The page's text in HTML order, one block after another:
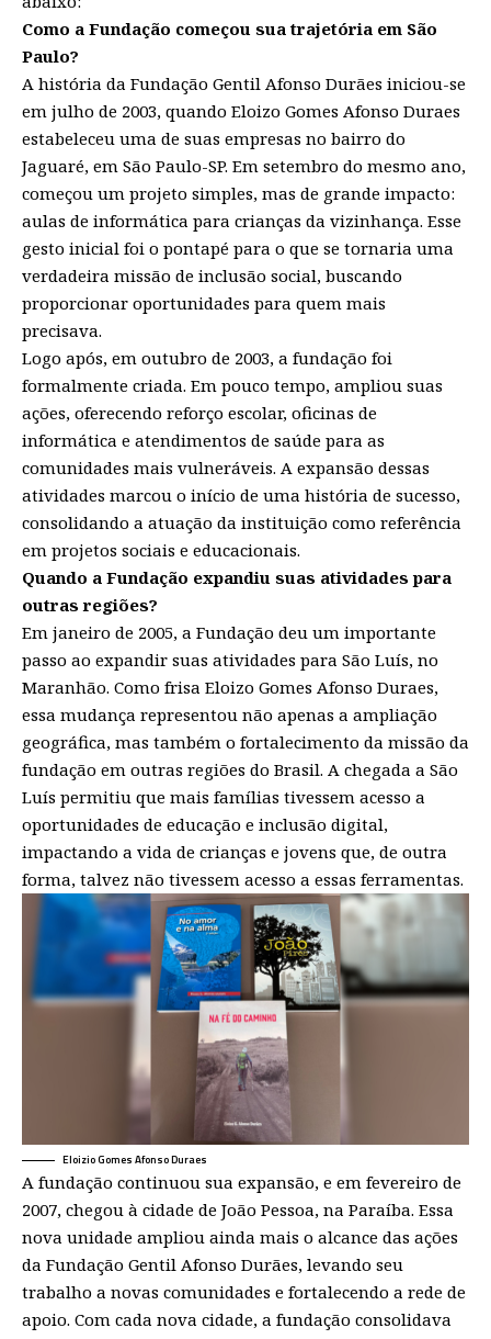
Como a Fundação começou sua trajetória em São
Paulo?
A história da Fundação Gentil Afonso Durães iniciou-se
em julho de 2003, quando Eloizo Gomes Afonso Duraes
estabeleceu uma de suas empresas no bairro do
Jaguaré, em São Paulo-SP. Em setembro do mesmo ano,
começou um projeto simples, mas de grande impacto:
aulas de informática para crianças da vizinhança. Esse
gesto inicial foi o pontapé para o que se tornaria uma
verdadeira missão de inclusão social, buscando
proporcionar oportunidades para quem mais
precisava.
Logo após, em outubro de 2003, a fundação foi
formalmente criada. Em pouco tempo, ampliou suas
ações, oferecendo reforço escolar, oficinas de
informática e atendimentos de saúde para as
comunidades mais vulneráveis. A expansão dessas
atividades marcou o início de uma história de sucesso,
consolidando a atuação da instituição como referência
em projetos sociais e educacionais.
Quando a Fundação expandiu suas atividades para
outras regiões?
Em janeiro de 2005, a Fundação deu um importante
passo ao expandir suas atividades para São Luís, no
Maranhão. Como frisa Eloizo Gomes Afonso Duraes,
essa mudança representou não apenas a ampliação
geográfica, mas também o fortalecimento da missão da
fundação em outras regiões do Brasil. A chegada a São
Luís permitiu que mais famílias tivessem acesso a
oportunidades de educação e inclusão digital,
impactando a vida de crianças e jovens que, de outra
forma, talvez não tivessem acesso a essas ferramentas.
Eloizio Gomes Afonso Duraes
A fundação continuou sua expansão, e em fevereiro de
2007, chegou à cidade de João Pessoa, na Paraíba. Essa
nova unidade ampliou ainda mais o alcance das ações
da Fundação Gentil Afonso Durães, levando seu
trabalho a novas comunidades e fortalecendo a rede de
apoio. Com cada nova cidade, a fundação consolidava